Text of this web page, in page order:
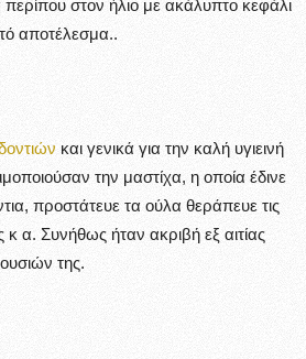
στον ήλιο με ακάλυπτο κεφάλι
αποτέλεσμα..
και γενικά για την καλή υγιεινή
την μαστίχα, η οποία έδινε
προστάτευε τα ούλα θεράπευε τις
α. Συνήθως ήταν ακριβή εξ αιτίας
της.